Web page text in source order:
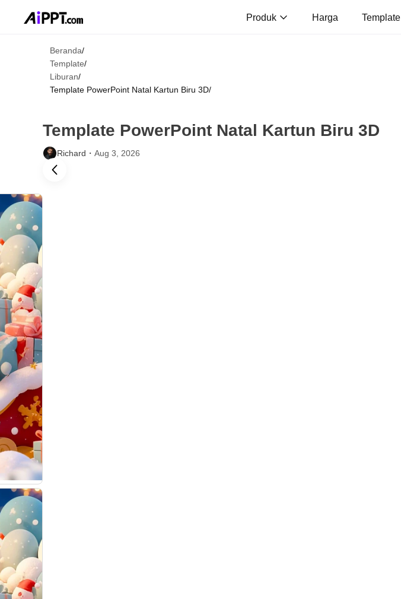
Produk Harga Template
Beranda/
Template/
Liburan/
Template PowerPoint Natal Kartun Biru 3D/
Template PowerPoint Natal Kartun Biru 3D
Richard・ Aug 3, 2026